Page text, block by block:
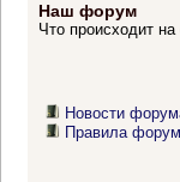
Наш форум
Что происходит
Новости
Правила